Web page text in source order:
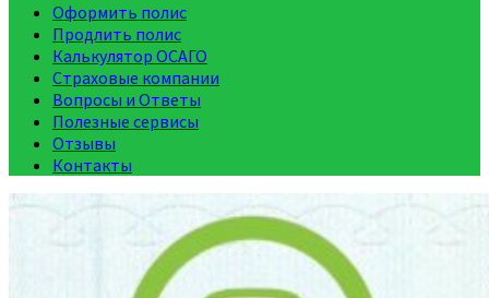
Оформить полис
Продлить полис
Калькулятор ОСАГО
Страховые компании
Вопросы и Ответы
Полезные сервисы
Отзывы
Контакты